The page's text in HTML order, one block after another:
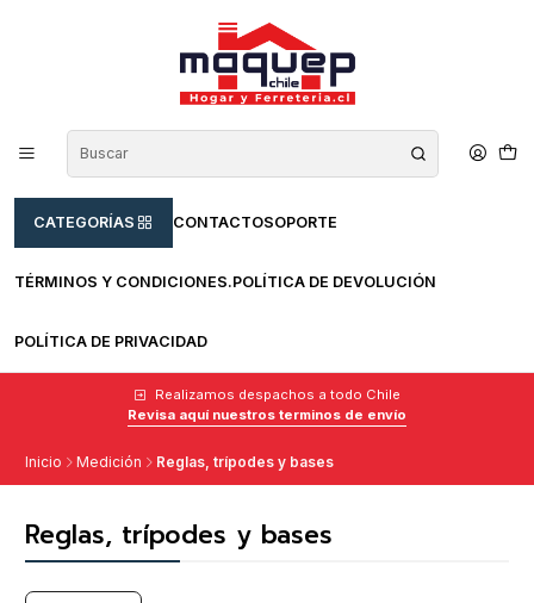
CATEGORÍAS CONTACTOSOPORTE
TÉRMINOS Y CONDICIONES.POLÍTICA DE DEVOLUCIÓN
POLÍTICA DE PRIVACIDAD
Realizamos despachos a todo Chile
Revisa aquí nuestros terminos de envío
Inicio Medición Reglas, trípodes y bases
Reglas, trípodes y bases